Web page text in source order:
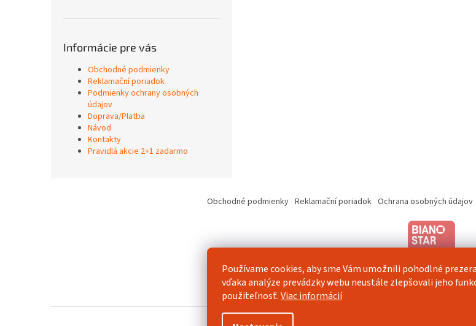
Používame cookies, aby sme Vám umožnili pohodlné
vďaka analýze prevádzky webu neustále zlepšovali jeho
použiteľnosť.Viac informácií
Informácie pre vás
Obchodné podmienky
Reklamační poriadok
Podmienky ochrany osobných
údajov
Doprava/Platba
Návod
Kontakty
Pravidlá akcie 2+1 zadarmo
Obchodné podmienky Reklamační poriadok Ochrana osobných údajov